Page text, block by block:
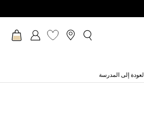
العودة إلى المدرسة